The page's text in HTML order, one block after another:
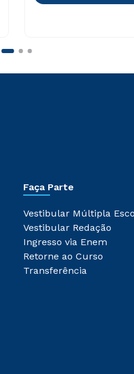
Faça Parte
Vestibular Múltipla
Vestibular Redação
Ingresso via Enem
Retorne ao Curso
Transferência